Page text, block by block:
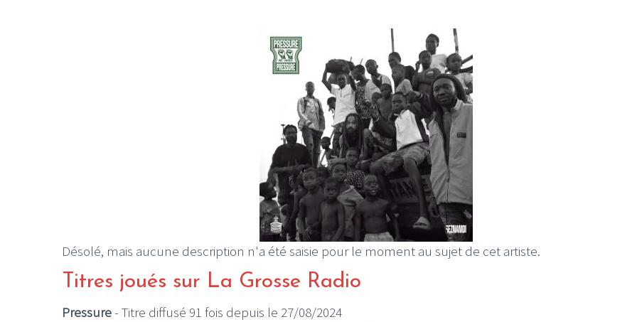
Désolé, mais aucune description n'a été saisie pour le moment au sujet de cet artiste.
Titres joués sur La Grosse Radio
Pressure- Titre diffusé 91 fois depuis le 27/08/2024